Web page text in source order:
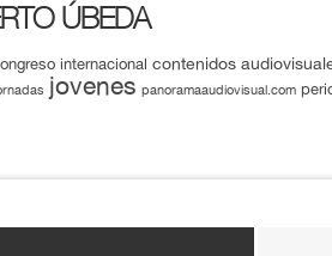
ÚBEDA
internacional contenidos
jovenes panoramaaudiovisual.com